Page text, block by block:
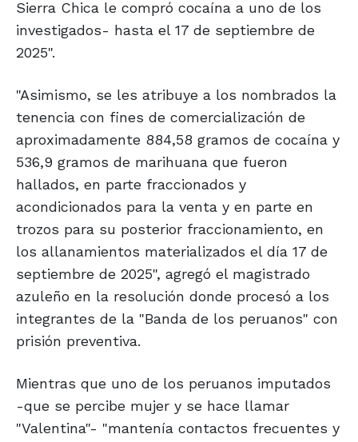
Sierra Chica le compró cocaína a uno de los
investigados- hasta el 17 de septiembre de
2025".
"Asimismo, se les atribuye a los nombrados la
tenencia con fines de comercialización de
aproximadamente 884,58 gramos de cocaína y
536,9 gramos de marihuana que fueron
hallados, en parte fraccionados y
acondicionados para la venta y en parte en
trozos para su posterior fraccionamiento, en
los allanamientos materializados el día 17 de
septiembre de 2025", agregó el magistrado
azuleño en la resolución donde procesó a los
integrantes de la "Banda de los peruanos" con
prisión preventiva.
Mientras que uno de los peruanos imputados
-que se percibe mujer y se hace llamar
"Valentina"- "mantenía contactos frecuentes y